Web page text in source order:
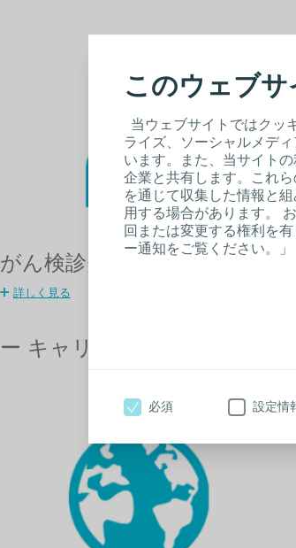
このウェブ
当ウェブサイトではクッ
ライズ、ソーシャルメデ
います。また、当サイト
企業と共有します。これ
を通じて収集した情報と
用する場合があります。
回または変更する権利を
ー通知をご覧ください。」
必須 設定情
がん検診費用サポート
詳しく見る
ー キャリア支援への取り組み